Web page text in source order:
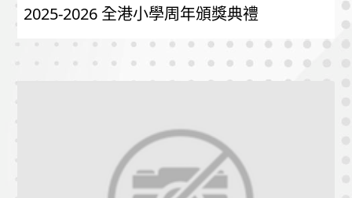
2025-2026 全港小學周年頒獎典禮